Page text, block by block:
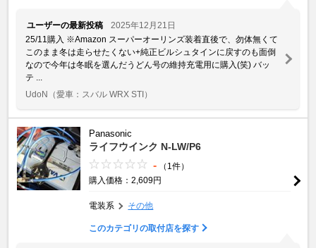
ユーザーの最新投稿
2025年12月21日
25/11購入 ※Amazon スーパーオーリンズ装着直後で、勿体無くて
このまま冬は走らせたくない+純正ビルシュタインに戻すのも面倒
なので今年は冬眠を選んだうどん号の維持充電用に購入(笑) バッ
テ ...
UdoN （愛車：スバル WRX STI）
Panasonic
ライフウインク N-LW/P6
-
（1件）
購入価格：2,609円
電装系 その他
このカテゴリの取付店を探す